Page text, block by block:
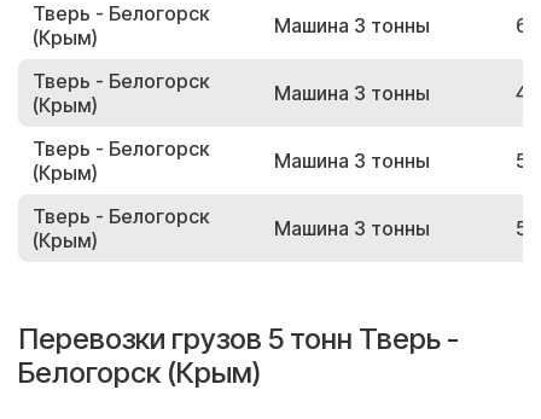
Тверь - Белогорск
(Крым)
Машина 3 тонны
Тверь - Белогорск
(Крым)
Машина 3 тонны
Тверь - Белогорск
(Крым)
Машина 3 тонны
Тверь - Белогорск
(Крым)
Машина 3 тонны
Перевозки грузов 5 тонн Тверь -
Белогорск (Крым)